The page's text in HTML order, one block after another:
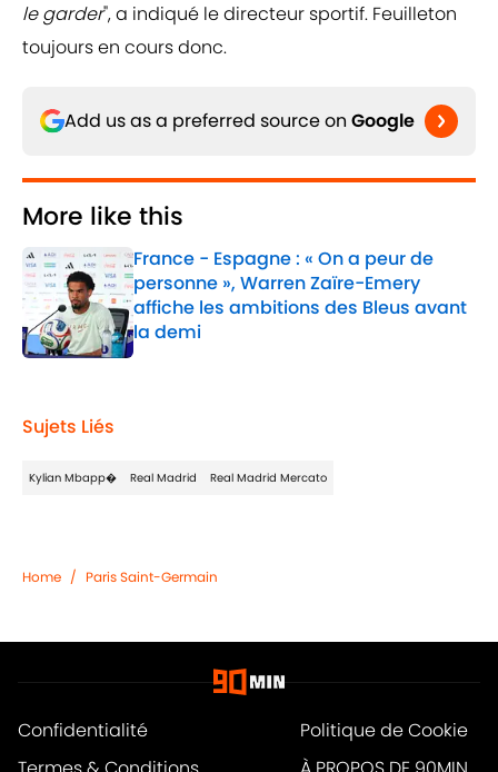
le garder", a indiqué le directeur sportif. Feuilleton
toujours en cours donc.
Add us as a preferred source on Google
More like this
France - Espagne : « On a peur de
personne », Warren Zaïre-Emery
affiche les ambitions des Bleus avant
la demi
Published by on Invalid Date
Sujets Liés
Kylian Mbapp� Real Madrid Real Madrid Mercato
Home / Paris Saint-Germain
Confidentialité
Politique de Cookie